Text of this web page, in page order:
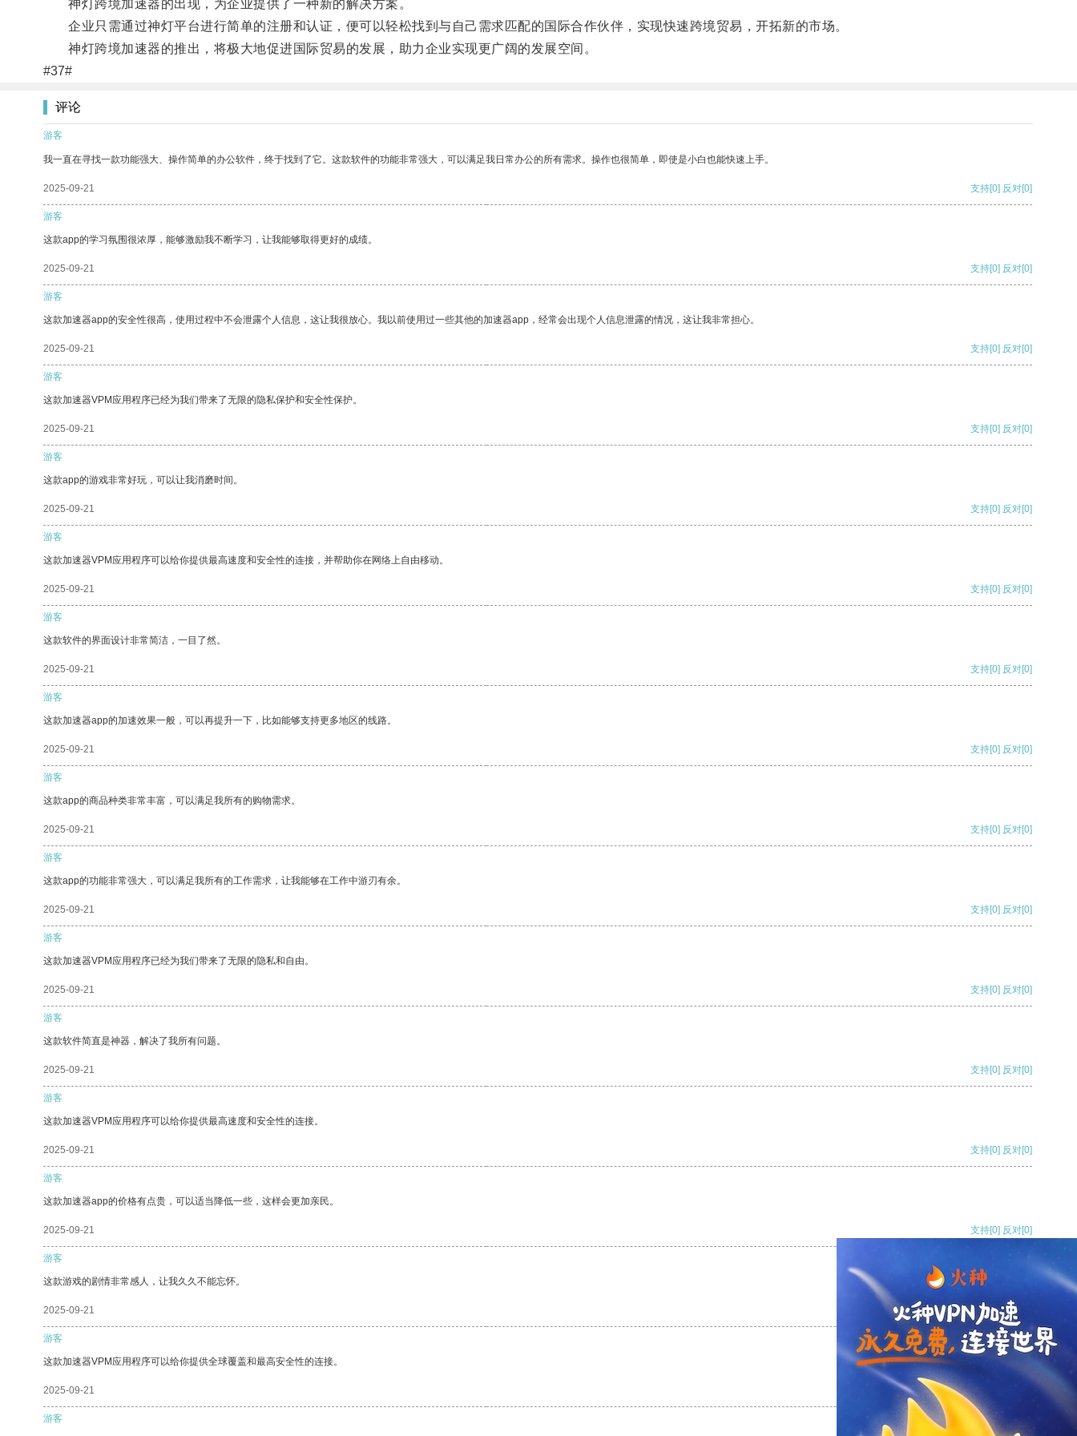
神灯跨境加速器的出现，为企业提供了一种新的解决方案。
企业只需通过神灯平台进行简单的注册和认证，便可以轻松找到与自己需求匹配的国际合作伙伴，实现快速跨境贸易，开拓新的市场。
神灯跨境加速器的推出，将极大地促进国际贸易的发展，助力企业实现更广阔的发展空间。
#37#
评论
游客
我一直在寻找一款功能强大、操作简单的办公软件，终于找到了它。这款软件的功能非常强大，可以满足我日常办公的所有需求。操作也很简单，即使是小白也能快速上手。
2025-09-21 支持[0] 反对[0]
游客
这款app的学习氛围很浓厚，能够激励我不断学习，让我能够取得更好的成绩。
2025-09-21 支持[0] 反对[0]
游客
这款加速器app的安全性很高，使用过程中不会泄露个人信息，这让我很放心。我以前使用过一些其他的加速器app，经常会出现个人信息泄露的情况，这让我非常担心。
2025-09-21 支持[0] 反对[0]
游客
这款加速器VPM应用程序已经为我们带来了无限的隐私保护和安全性保护。
2025-09-21 支持[0] 反对[0]
游客
这款app的游戏非常好玩，可以让我消磨时间。
2025-09-21 支持[0] 反对[0]
游客
这款加速器VPM应用程序可以给你提供最高速度和安全性的连接，并帮助你在网络上自由移动。
2025-09-21 支持[0] 反对[0]
游客
这款软件的界面设计非常简洁，一目了然。
2025-09-21 支持[0] 反对[0]
游客
这款加速器app的加速效果一般，可以再提升一下，比如能够支持更多地区的线路。
2025-09-21 支持[0] 反对[0]
游客
这款app的商品种类非常丰富，可以满足我所有的购物需求。
2025-09-21 支持[0] 反对[0]
游客
这款app的功能非常强大，可以满足我所有的工作需求，让我能够在工作中游刃有余。
2025-09-21 支持[0] 反对[0]
游客
这款加速器VPM应用程序已经为我们带来了无限的隐私和自由。
2025-09-21 支持[0] 反对[0]
游客
这款软件简直是神器，解决了我所有问题。
2025-09-21 支持[0] 反对[0]
游客
这款加速器VPM应用程序可以给你提供最高速度和安全性的连接。
2025-09-21 支持[0] 反对[0]
游客
这款加速器app的价格有点贵，可以适当降低一些，这样会更加亲民。
2025-09-21 支持[0] 反对[0]
游客
这款游戏的剧情非常感人，让我久久不能忘怀。
2025-09-21 支持[0] 反对
游客
这款加速器VPM应用程序可以给你提供全球覆盖和最高安全性的连接。
2025-09-21 支持
游客